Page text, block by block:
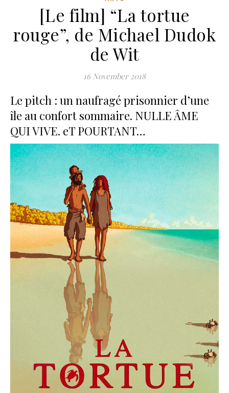
[Le film] “La tortue
rouge”, de Michael Dudok
de Wit
16 November 2018
Le pitch : un naufragé prisonnier d’une
île au confort sommaire. NULLE ÂME
QUI VIVE. eT POURTANT…